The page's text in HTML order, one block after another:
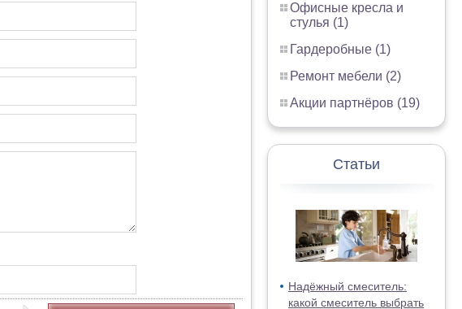
Офисные кресла и
стулья (1)
Гардеробные (1)
Ремонт мебели (2)
Акции партнёров (19)
Статьи
Надёжный смеситель:
какой смеситель выбрать